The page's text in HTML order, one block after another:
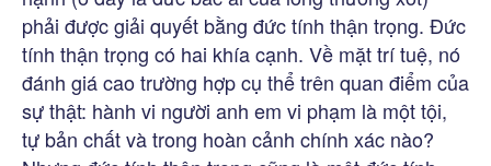
phải được giải quyết bằng đức tính thận trọng. Đức
tính thận trọng có hai khía cạnh. Về mặt trí tuệ, nó
đánh giá cao trường hợp cụ thể trên quan điểm của
sự thật: hành vi người anh em vi phạm là một tội,
tự bản chất và trong hoàn cảnh chính xác nào?